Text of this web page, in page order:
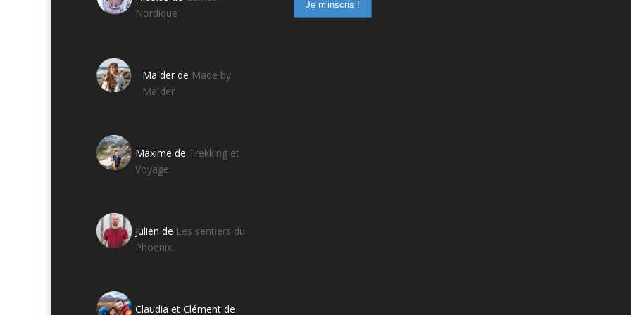
Nordique
Maïder de Made by
Maïder
Maxime de Trekking et
Voyage
Julien de Les sentiers du
Phoenix
Claudia et Clément de